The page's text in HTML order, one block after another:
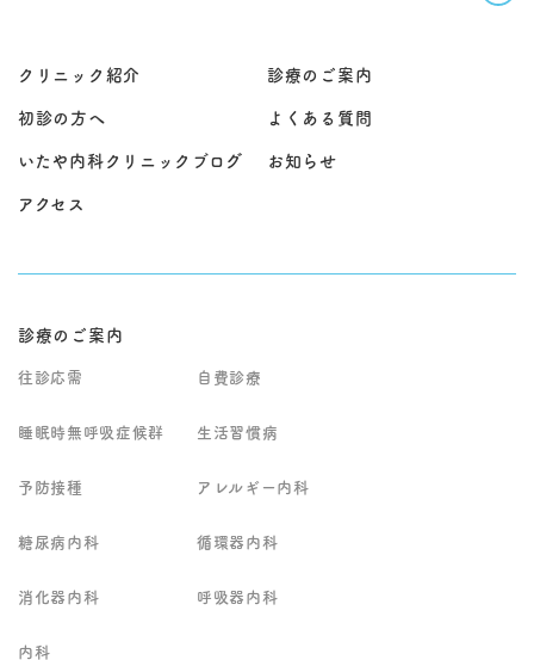
クリニック紹介 診療のご案内
初診の方へ よくある質問
いたや内科クリニックブログ お知らせ
アクセス
診療のご案内
往診応需 自費診療
睡眠時無呼吸症候群 生活習慣病
予防接種 アレルギー内科
糖尿病内科 循環器内科
消化器内科 呼吸器内科
内科